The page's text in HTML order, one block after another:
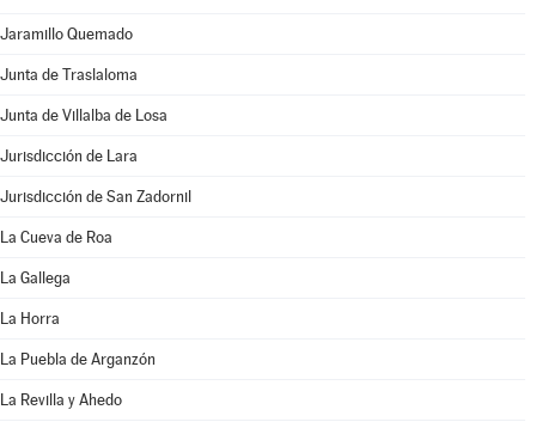
Jaramillo Quemado
Junta de Traslaloma
Junta de Villalba de Losa
Jurisdicción de Lara
Jurisdicción de San Zadornil
La Cueva de Roa
La Gallega
La Horra
La Puebla de Arganzón
La Revilla y Ahedo